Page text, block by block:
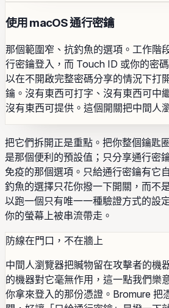
使用 macOS 通行密鑰
那個範圍窄、抗釣魚的選項。工作階
行密鑰登入，而 Touch ID 或你的密
以在不開啟完整密碼分享的情況下打
鑰。沒有東西可打字、沒有東西可中
沒有東西可提供。這個開關把中間人
把它們拆開正是重點。把你整個鑰匙
是那個便利的預設值；只分享通行密
免疫的那個選項。只給通行密鑰有它
釣魚的選擇只花你撥一下開關，而不
以跑一個只有唯一一種驗證方式的設
你的螢幕上被串流帶走。
防線在門口，不在牆上
中間人瀏覽器把贓物留在攻擊者的機
的機器對它毫無作用，這一點我們樂
你拿來登入的那份憑證。Bromure 把